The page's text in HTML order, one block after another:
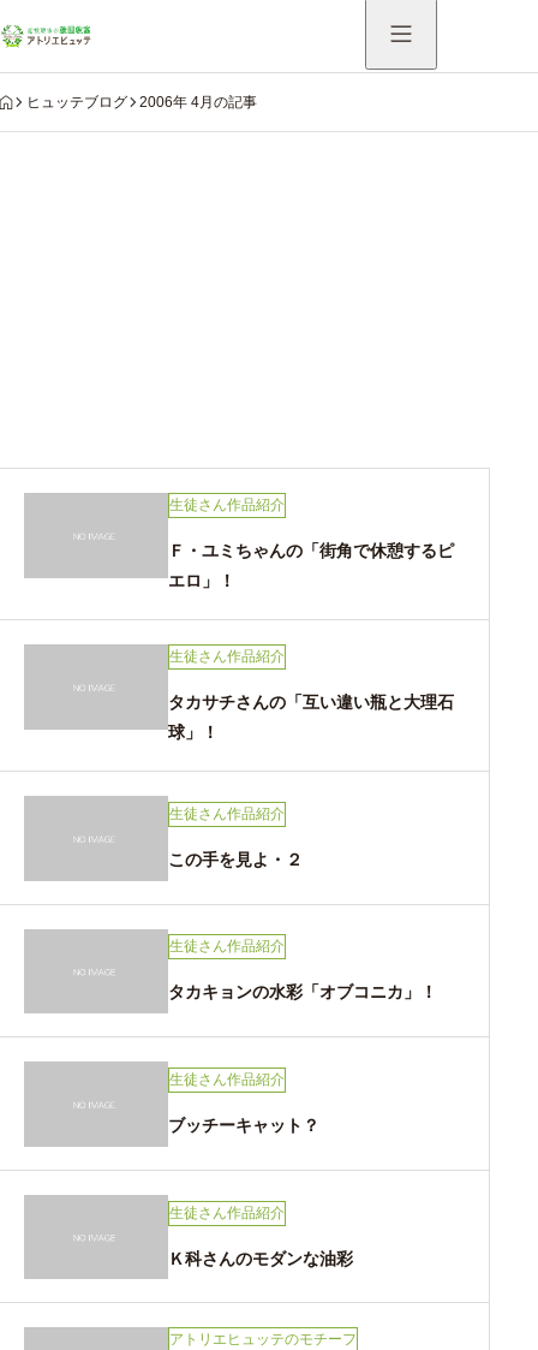
HOME
ヒュッテブログ 2006年 4月の記事
生徒さん作品紹介
Ｆ・ユミちゃんの「街角で休憩するピ
エロ」！
生徒さん作品紹介
タカサチさんの「互い違い瓶と大理石
球」！
生徒さん作品紹介
この手を見よ・２
生徒さん作品紹介
タカキョンの水彩「オブコニカ」！
生徒さん作品紹介
ブッチーキャット？
生徒さん作品紹介
Ｋ科さんのモダンな油彩
アトリエヒュッテのモチーフ